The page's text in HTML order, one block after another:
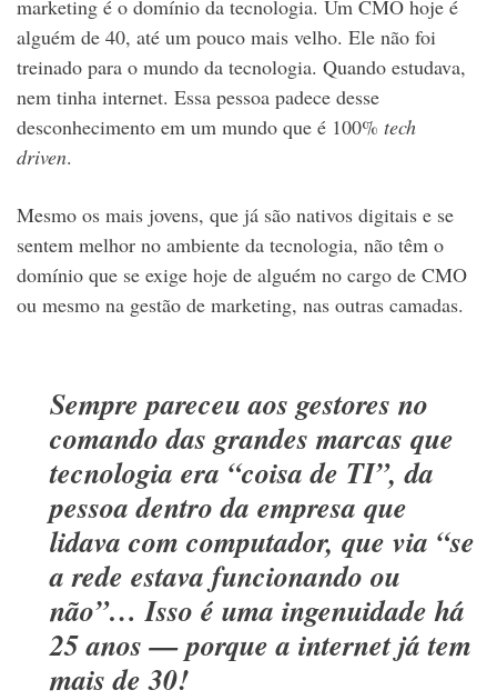
marketing é o domínio da tecnologia. Um CMO hoje é
alguém de 40, até um pouco mais velho. Ele não foi
treinado para o mundo da tecnologia. Quando estudava,
nem tinha internet. Essa pessoa padece desse
desconhecimento em um mundo que é 100% tech
driven.
Mesmo os mais jovens, que já são nativos digitais e se
sentem melhor no ambiente da tecnologia, não têm o
domínio que se exige hoje de alguém no cargo de CMO
ou mesmo na gestão de marketing, nas outras camadas.
Sempre pareceu aos gestores no
comando das grandes marcas que
tecnologia era “coisa de TI”, da
pessoa dentro da empresa que
lidava com computador, que via “se
a rede estava funcionando ou
não”… Isso é uma ingenuidade há
25 anos — porque a internet já tem
mais de 30!